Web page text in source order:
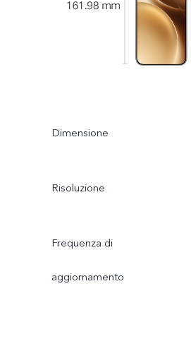
Dimensione
Risoluzione
Frequenza di
aggiornamento